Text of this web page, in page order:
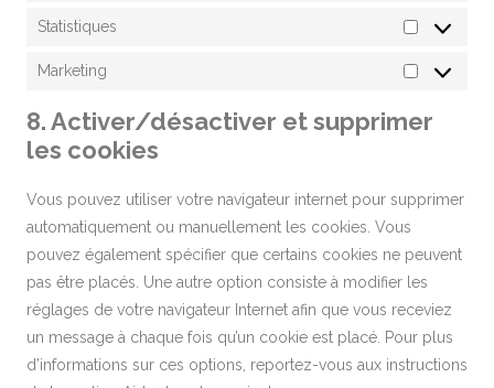
Statistiques
Marketing
Marketing
8. Activer/désactiver et supprimer
les cookies
Vous pouvez utiliser votre navigateur internet pour supprimer
automatiquement ou manuellement les cookies. Vous
pouvez également spécifier que certains cookies ne peuvent
pas être placés. Une autre option consiste à modifier les
réglages de votre navigateur Internet afin que vous receviez
un message à chaque fois qu’un cookie est placé. Pour plus
d’informations sur ces options, reportez-vous aux instructions